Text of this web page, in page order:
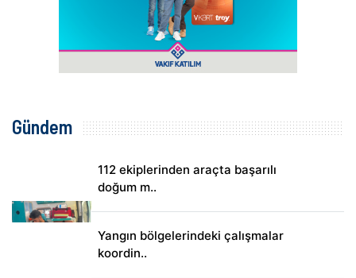
Gündem
112 ekiplerinden araçta başarılı
doğum m..
Yangın bölgelerindeki çalışmalar
koordin..